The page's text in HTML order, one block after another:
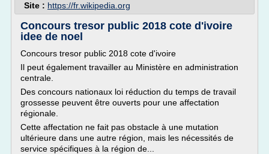
Site : https://fr.wikipedia.org
Concours tresor public 2018 cote d'ivoire
idee de noel
Concours tresor public 2018 cote d'ivoire
Il peut également travailler au Ministère en administration
centrale.
Des concours nationaux loi réduction du temps de travail
grossesse peuvent être ouverts pour une affectation
régionale.
Cette affectation ne fait pas obstacle à une mutation
ultérieure dans une autre région, mais les nécessités de
service spécifiques à la région de...